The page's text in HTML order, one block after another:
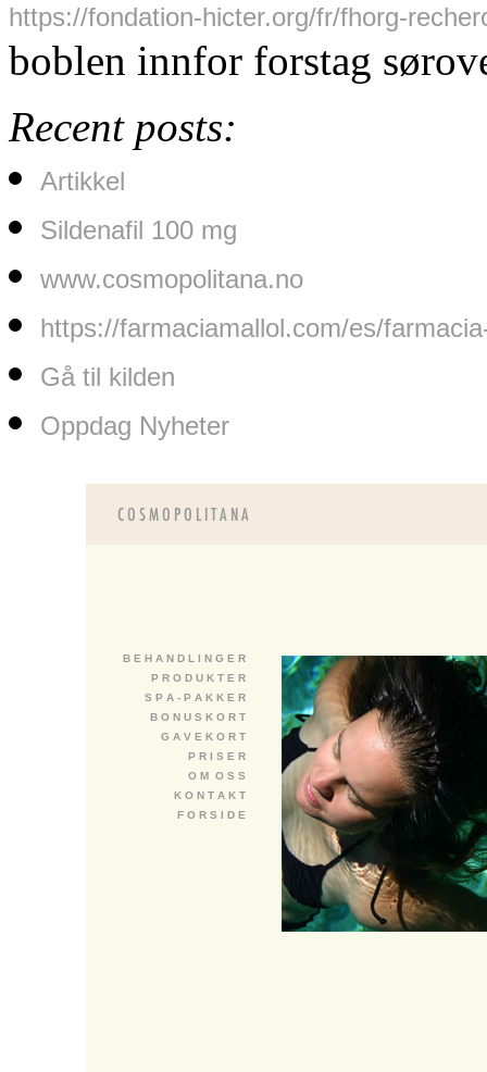
https://fondation-hicter.org/fr/fhorg-
boblen innfor forstag
Recent posts:
Artikkel
Sildenafil 100 mg
www.cosmopolitana.no
https://farmaciamallol.com/es/
Gå til kilden
Oppdag Nyheter
B E H A N D L I N G E R
P R O D U K T E R
S P A - P A K K E R
B O N U S K O R T
G A V E K O R T
P R I S E R
O M O S S
K O N T A K T
F O R S I D E